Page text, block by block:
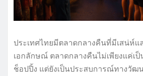
ประเทศไทยมีตลาดกลางคืนที่มีเสน่ห์แ
เอกลักษณ์ ตลาดกลางคืนไม่เพียงแค่เ
ช็อปปิ้ง แต่ยังเป็นประสบการณ์ทางวัฒ